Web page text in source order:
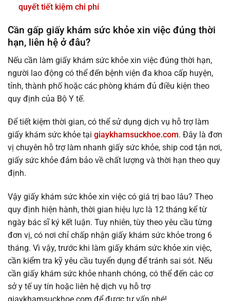
quyết tiết kiệm chi phí
Cần gấp giấy khám sức khỏe xin việc đúng thời
hạn, liên hệ ở đâu?
Nếu cần làm giấy khám sức khỏe xin việc đúng thời hạn,
người lao động có thể đến bệnh viện đa khoa cấp huyện,
tỉnh, thành phố hoặc các phòng khám đủ điều kiện theo
quy định của Bộ Y tế.
Để tiết kiệm thời gian, có thể sử dụng dịch vụ hỗ trợ làm
giấy khám sức khỏe tại giaykhamsuckhoe.com. Đây là đơn
vị chuyên hỗ trợ làm nhanh giấy sức khỏe, ship cod tận nơi,
giấy sức khỏe đảm bảo về chất lượng và thời hạn theo quy
định.
Vậy giấy khám sức khỏe xin việc có giá trị bao lâu? Theo
quy định hiện hành, thời gian hiệu lực là 12 tháng kể từ
ngày bác sĩ ký kết luận. Tuy nhiên, tùy theo yêu cầu từng
đơn vị, có nơi chỉ chấp nhận giấy khám sức khỏe trong 6
tháng. Vì vậy, trước khi làm giấy khám sức khỏe xin việc,
cần kiểm tra kỹ yêu cầu tuyển dụng để tránh sai sót. Nếu
cần giấy khám sức khỏe nhanh chóng, có thể đến các cơ
sở y tế uy tín hoặc liên hệ dịch vụ hỗ trợ